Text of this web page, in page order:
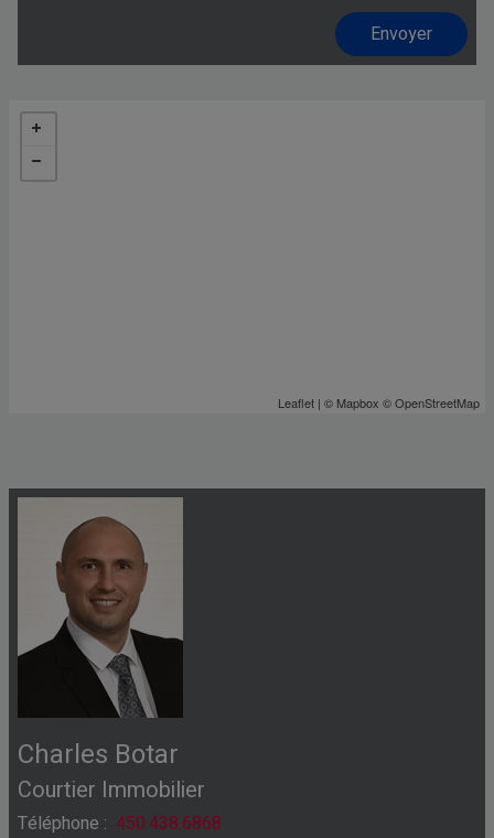
Leaflet | © Mapbox ©OpenStreetMap
Charles Botar
Courtier Immobilier
Téléphone : 450.438.6868